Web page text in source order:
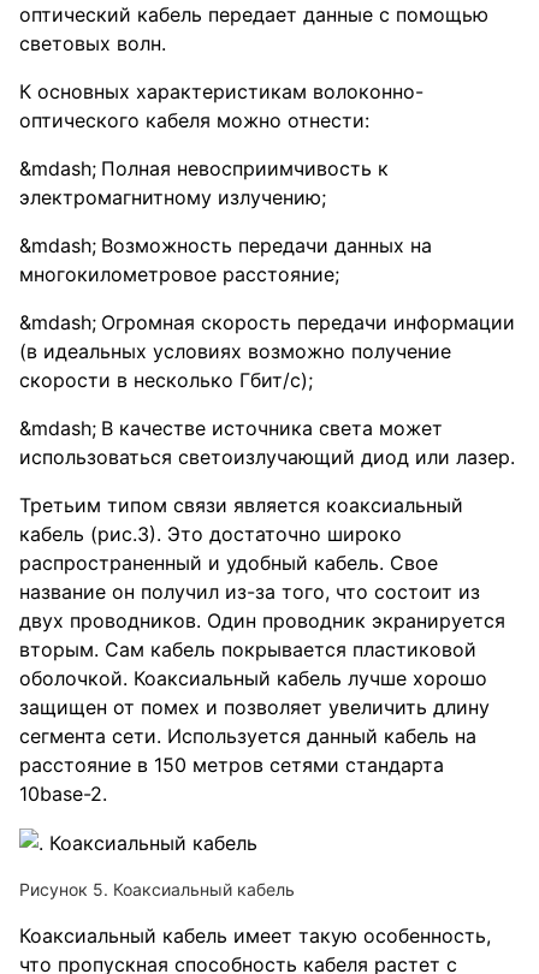
оптический кабель передает данные с помощью
световых волн.
К основных характеристикам волоконно-
оптического кабеля можно отнести:
Полная невосприимчивость к
электромагнитному излучению;
Возможность передачи данных на
многокилометровое расстояние;
Огромная скорость передачи информации
(в идеальных условиях возможно получение
скорости в несколько Гбит/c);
В качестве источника света может
использоваться светоизлучающий диод или лазер.
Третьим типом связи является коаксиальный
кабель (рис.3). Это достаточно широко
распространенный и удобный кабель. Свое
название он получил из-за того, что состоит из
двух проводников. Один проводник экранируется
вторым. Сам кабель покрывается пластиковой
оболочкой. Коаксиальный кабель лучше хорошо
защищен от помех и позволяет увеличить длину
сегмента сети. Используется данный кабель на
расстояние в 150 метров сетями стандарта
10base-2.
Рисунок 5. Коаксиальный кабель
Коаксиальный кабель имеет такую особенность,
что пропускная способность кабеля растет с